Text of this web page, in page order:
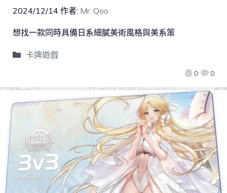
2024/12/14 作者: Mr. Qoo
0 0
想找一款同時具備日系細膩美術風格與美系策
卡牌遊戲